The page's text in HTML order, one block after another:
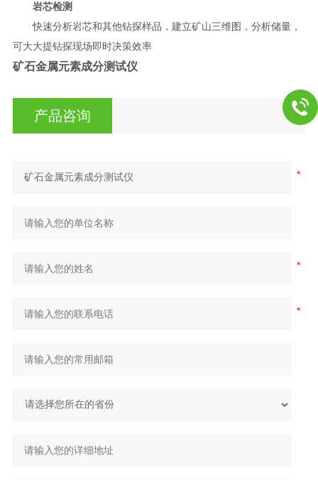
岩芯检测
快速分析岩芯和其他钻探样品，建立矿山三维图，分析储量，
可大大提钻探现场即时决策效率
矿石金属元素成分测试仪
产品咨询